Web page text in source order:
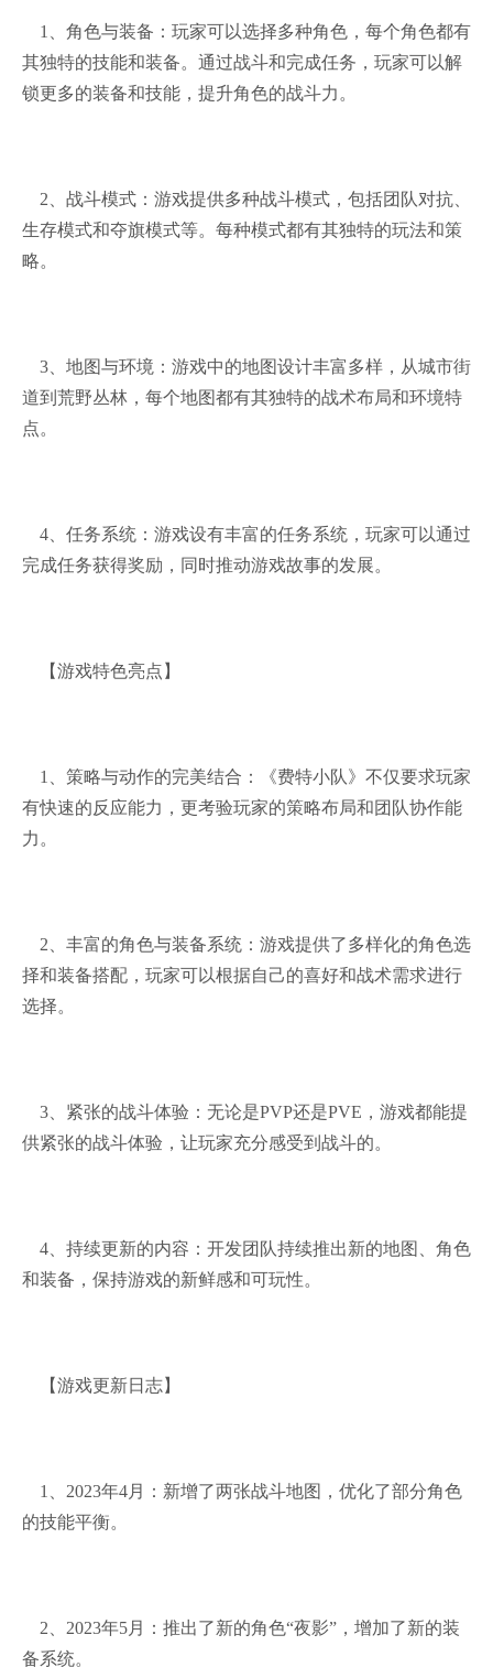
1、角色与装备：玩家可以选择多种角色，每个角色都有
其独特的技能和装备。通过战斗和完成任务，玩家可以解
锁更多的装备和技能，提升角色的战斗力。
2、战斗模式：游戏提供多种战斗模式，包括团队对抗、
生存模式和夺旗模式等。每种模式都有其独特的玩法和策
略。
3、地图与环境：游戏中的地图设计丰富多样，从城市街
道到荒野丛林，每个地图都有其独特的战术布局和环境特
点。
4、任务系统：游戏设有丰富的任务系统，玩家可以通过
完成任务获得奖励，同时推动游戏故事的发展。
【游戏特色亮点】
1、策略与动作的完美结合：《费特小队》不仅要求玩家
有快速的反应能力，更考验玩家的策略布局和团队协作能
力。
2、丰富的角色与装备系统：游戏提供了多样化的角色选
择和装备搭配，玩家可以根据自己的喜好和战术需求进行
选择。
3、紧张的战斗体验：无论是PVP还是PVE，游戏都能提
供紧张的战斗体验，让玩家充分感受到战斗的。
4、持续更新的内容：开发团队持续推出新的地图、角色
和装备，保持游戏的新鲜感和可玩性。
【游戏更新日志】
1、2023年4月：新增了两张战斗地图，优化了部分角色
的技能平衡。
2、2023年5月：推出了新的角色“夜影”，增加了新的装
备系统。